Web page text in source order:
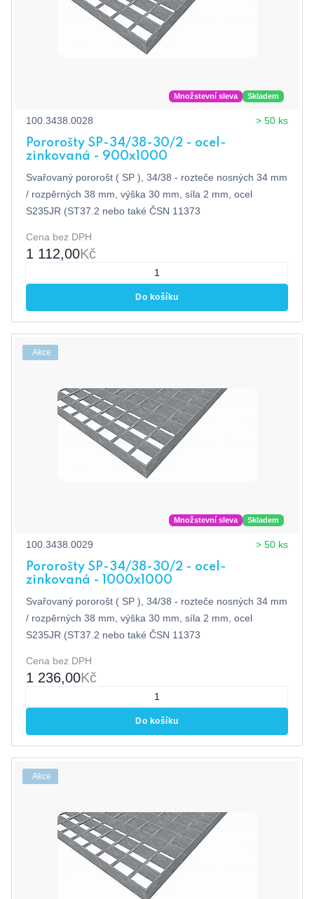
Množstevní sleva Skladem
100.3438.0028 > 50 ks
Pororošty SP-34/38-30/2 - ocel-
zinkovaná - 900x1000
Svařovaný pororošt ( SP ), 34/38 - rozteče nosných 34 mm
/ rozpěrných 38 mm, výška 30 mm, síla 2 mm, ocel
S235JR (ST37.2 nebo také ČSN 11373
Cena bez DPH
1 112,00Kč
Do košíku
Akce
Množstevní sleva Skladem
100.3438.0029 > 50 ks
Pororošty SP-34/38-30/2 - ocel-
zinkovaná - 1000x1000
Svařovaný pororošt ( SP ), 34/38 - rozteče nosných 34 mm
/ rozpěrných 38 mm, výška 30 mm, síla 2 mm, ocel
S235JR (ST37.2 nebo také ČSN 11373
Cena bez DPH
1 236,00Kč
Do košíku
Akce